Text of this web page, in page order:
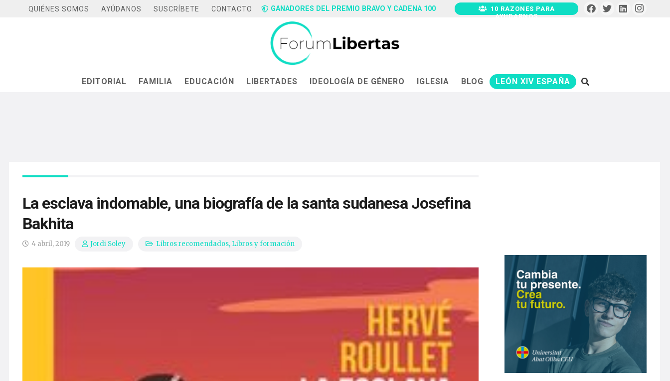
QUIÉNES SOMOS AYÚDANOS SUSCRÍBETE CONTACTO GANADORES DEL PREMIO BRAVO Y CADENA 100
10 RAZONES PARA
AYUDARNOS
EDITORIAL FAMILIA EDUCACIÓN LIBERTADES IDEOLOGÍA DE GÉNERO IGLESIA BLOG LEÓN XIV ESPAÑA
La esclava indomable, una biografía de la santa sudanesa Josefina
Bakhita
4 abril, 2019 Jordi Soley Libros recomendados, Libros y formación